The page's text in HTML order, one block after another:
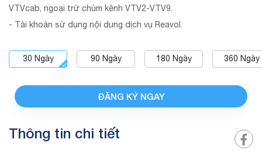
VTVcab, ngoại trừ chùm kênh VTV2-VTV9.
- Tài khoản sử dụng nội dung dịch vụ Reavol.
30 Ngày 90 Ngày 180 Ngày 360 Ngày
ĐĂNG KÝ NGAY
Thông tin chi tiết